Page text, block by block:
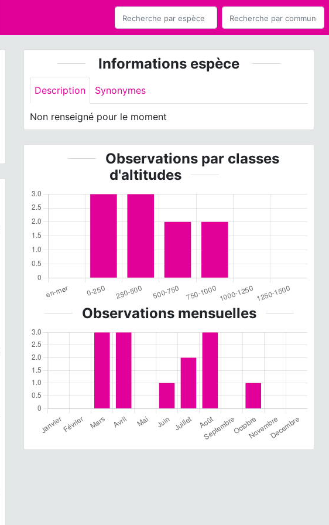
Informations espèce
Description Synonymes
Non renseigné pour le moment
Observations par classes
d'altitudes
Observations mensuelles